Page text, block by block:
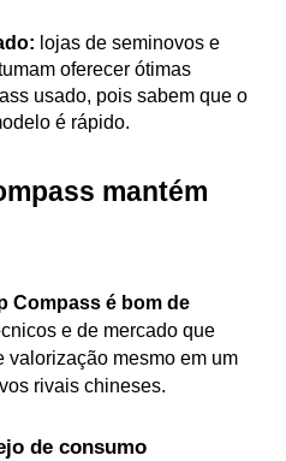
lojas de seminovos e
oferecer ótimas
usado, pois sabem que o
é rápido.
mantém
Compass é bom de
e de mercado que
valorização mesmo em um
rivais chineses.
de consumo